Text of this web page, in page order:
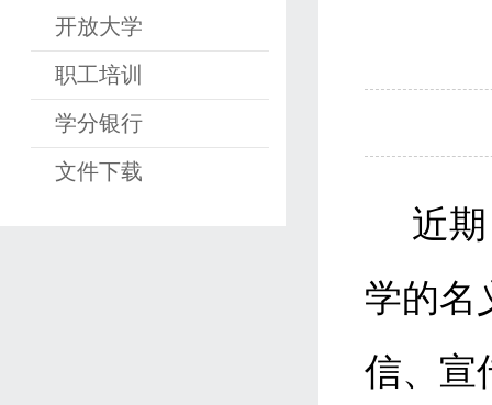
开放大学
职工培训
学分银行
文件下载
近
学的名
信、宣